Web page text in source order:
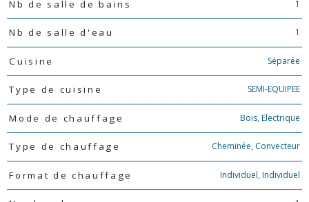
Nb de salle de bains 1
Nb de salle d'eau 1
Cuisine Séparée
Type de cuisine SEMI-EQUIPEE
Mode de chauffage Bois, Electrique
Type de chauffage Cheminée, Convecteur
Format de chauffage Individuel, Individuel